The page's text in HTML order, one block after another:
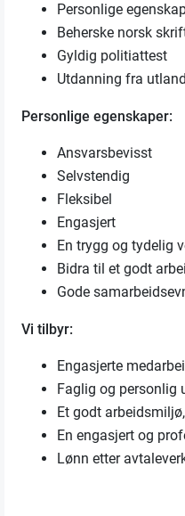
Personlige
Beherske norsk
Gyldig politiattest
Utdanning fra
Personlige egenskaper:
Ansvarsbevisst
Selvstendig
Fleksibel
Engasjert
En trygg og tydelig
Bidra til et godt
Gode
Vi tilbyr:
Engasjerte
Faglig og personlig
Et godt
En engasjert og
Lønn etter